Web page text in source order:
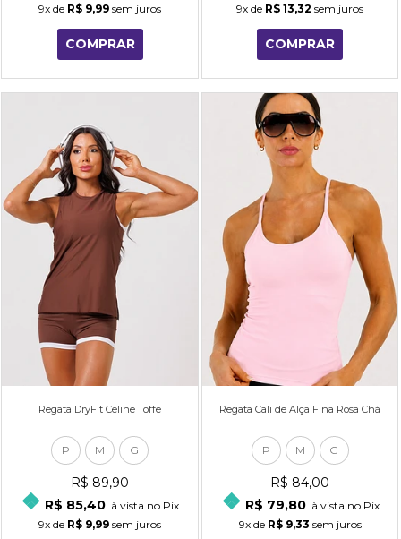
9x de R$ 9,99 sem juros
COMPRAR
9x de R$ 13,32 sem juros
COMPRAR
Regata DryFit Celine Toffe
P M G
R$ 89,90
R$ 85,40 à vista no Pix
9x de R$ 9,99 sem juros
Regata Cali de Alça Fina Rosa Chá
P M G
R$ 84,00
R$ 79,80 à vista no Pix
9xde R$ 9,33 sem juros